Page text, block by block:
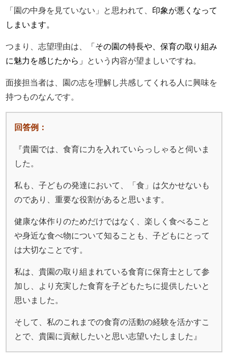
「園の中身を見ていない」と思われて、 印象が悪くなって
しまいます。
つまり、志望理由は、
「その園の特長や、保育の取り組み
に魅力を感じたから」
という内容が望ましいですね。
面接担当者は、園の志を理解し共感してくれる人に興味を
持つものなんです。
回答例：
『貴園では、食育に力を入れていらっしゃると伺いま
した。
私も、子どもの発達において、「食」は欠かせないも
のであり、重要な役割があると思います。
健康な体作りのためだけではなく、楽しく食べること
や身近な食べ物について知ることも、子どもにとって
は大切なことです。
私は、貴園の取り組まれている食育に保育士として参
加し、より充実した食育を子どもたちに提供したいと
思いました。
そして、私のこれまでの食育の活動の経験を活かすこ
とで、貴園に貢献したいと思い志望いたしました』